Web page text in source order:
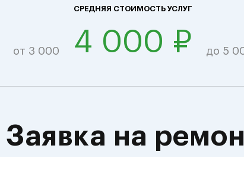
СРЕДНЯЯ СТОИМОСТЬ УСЛУГ
от 3 000 4 000 ₽ до 5
Заявка на